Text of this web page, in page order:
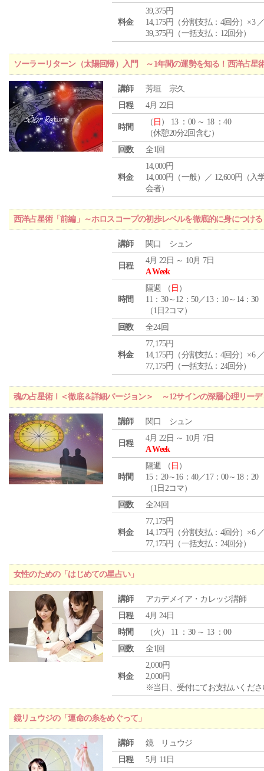
料金
39,375円
14,175円（分割支払：4回分）×3
39,375円（一括支払：12回分）
ソーラーリターン（太陽回帰）入門 ～1年間の運勢を知る！西洋占星
講師
芳垣 宗久
日程
4月 22日
時間
（ 日 ） 13 ：00 ～ 18 ：40
（休憩20分2回含む）
回数
全1回
料金
14,000円
14,000円（一般）／ 12,600円（入
会者）
西洋占星術「前編」～ホロスコープの初歩レベルを徹底的に身につける
講師 関口 シュン
日程
4月 22日 ～ 10月 7日
A Week
時間
隔週 （ 日 ）
11：30～12：50／13：10～14：30
（1日2コマ）
回数
全24回
料金
77,175円
14,175円（分割支払：4回分）×6
77,175円（一括支払：24回分）
魂の占星術Ⅰ＜徹底＆詳細バージョン＞ ～12サインの深層心理リーデ
講師 関口 シュン
日程
4月 22日 ～ 10月 7日
A Week
時間
隔週 （ 日 ）
15：20～16：40／17：00～18：20
（1日2コマ）
回数
全24回
料金
77,175円
14,175円（分割支払：4回分）×6
77,175円（一括支払：24回分）
女性のための「はじめての星占い」
講師
アカデメイア・カレッジ講師
日程
4月 24日
時間
（火 ） 11 ：30 ～ 13 ：00
回数
全1回
料金
2,000円
2,000円
※当日、受付にてお支払いくださ
鏡リュウジの「運命の糸をめぐって」
講師
鏡 リュウジ
日程
5月 11日